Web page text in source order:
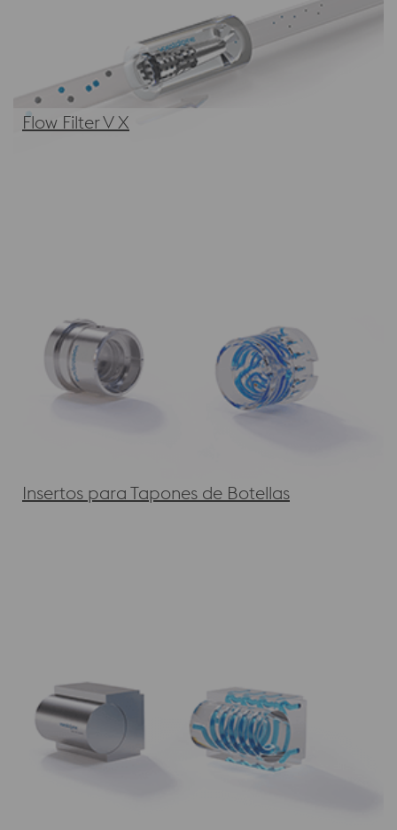
Flow Filter V X
Insertos para Tapones de Botellas